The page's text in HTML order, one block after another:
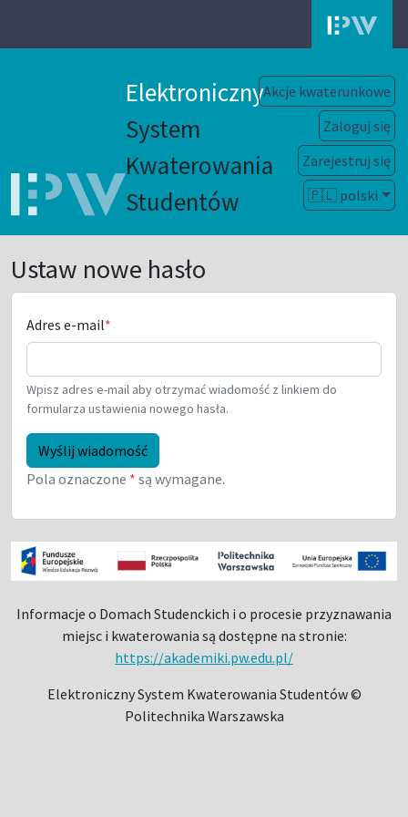
Elektroniczny
System
Kwaterowania
Studentów
Akcje kwaterunkowe
Zaloguj się
Zarejestruj się
🇵🇱 polski
Ustaw nowe hasło
Adres e-mail
Wpisz adres e-mail aby otrzymać wiadomość z linkiem do
formularza ustawienia nowego hasła.
Wyślij wiadomość
Pola oznaczone
są wymagane.
Informacje o Domach Studenckich i o procesie przyznawania
miejsc i kwaterowania są dostępne na stronie:
https://akademiki.pw.edu.pl/
Elektroniczny System Kwaterowania Studentów ©
Politechnika Warszawska